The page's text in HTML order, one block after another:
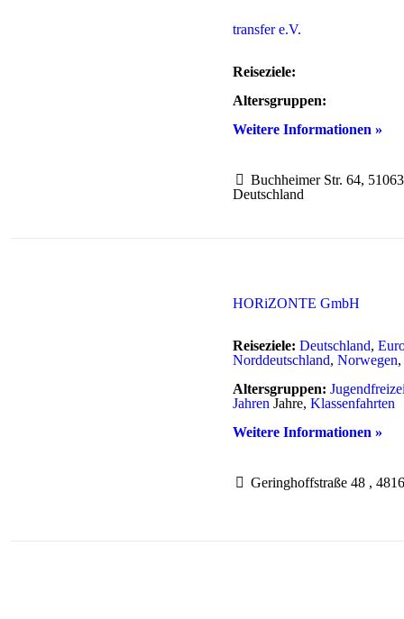
transfer e.V.
Reiseziele:
Altersgruppen:
Weitere Informationen »
Buchheimer Str. 64,
Deutschland
HORiZONTE GmbH
Reiseziele: Deutschland,
Norddeutschland, Norwegen,
Altersgruppen:
Jahren Jahre, Klassenfahrten
Weitere Informationen »
Geringhoffstraße 48 ,